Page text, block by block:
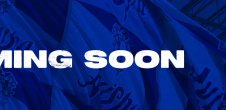
8/22Sat. 18:00
VS